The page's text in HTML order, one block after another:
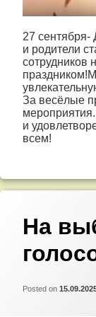
27 сентября-
и родители
сотрудников
За весёлые
и
всем!
На
Posted on